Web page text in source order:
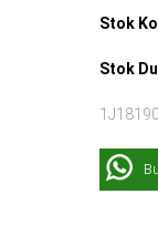
Stok
Stok